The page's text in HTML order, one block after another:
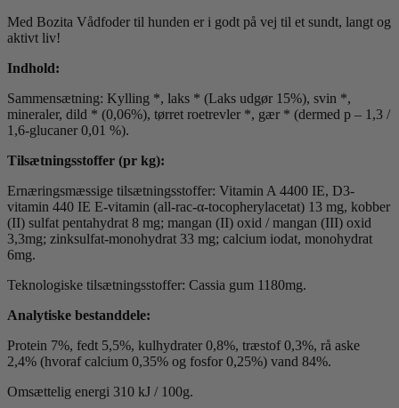
Med Bozita Vådfoder til hunden er i godt på vej til et sundt, langt og
aktivt liv!
Indhold:
Sammensætning: Kylling *, laks * (Laks udgør 15%), svin *,
mineraler, dild * (0,06%), tørret roetrevler *, gær * (dermed p – 1,3 /
1,6-glucaner 0,01 %).
Tilsætningsstoffer (pr kg):
Ernæringsmæssige tilsætningsstoffer: Vitamin A 4400 IE, D3-
vitamin 440 IE E-vitamin (all-rac-α-tocopherylacetat) 13 mg, kobber
(II) sulfat pentahydrat 8 mg; mangan (II) oxid / mangan (III) oxid
3,3mg; zinksulfat-monohydrat 33 mg; calcium iodat, monohydrat
6mg.
Teknologiske tilsætningsstoffer: Cassia gum 1180mg.
Analytiske bestanddele:
Protein 7%, fedt 5,5%, kulhydrater 0,8%, træstof 0,3%, rå aske
2,4% (hvoraf calcium 0,35% og fosfor 0,25%) vand 84%.
Omsættelig energi 310 kJ / 100g.